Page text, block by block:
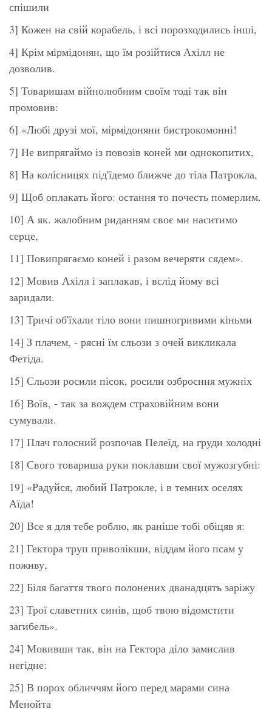
спішили
3] Кожен на свій корабель, і всі порозходились інші,
4] Крім мірмідонян, що їм розійтися Ахілл не
дозволив.
5] Товаришам війнолюбним своїм тоді так він
промовив:
6] «Любі друзі мої, мірмідоняни бистрокомонні!
7] Не випрягаймо із повозів коней ми однокопитих,
8] На колісницях під'їдемо ближче до тіла Патрокла,
9] Щоб оплакать його: остання то почесть померлим.
10] А як. жалобним риданням своє ми наситимо
серце,
11] Повипрягаємо коней і разом вечеряти сядем».
12] Мовив Ахілл і заплакав, і вслід йому всі
заридали.
13] Тричі об'їхали тіло вони пишногривими кіньми
14] З плачем, - рясні їм сльози з очей викликала
Фетіда.
15] Сльози росили пісок, росили озброєння мужніх
16] Воїв, - так за вождем страховійним вони
сумували.
17] Плач голосний розпочав Пелеїд, на груди холодні
18] Свого товариша руки поклавши свої мужозгубні:
19] «Радуйся, любий Патрокле, і в темних оселях
Аїда!
20] Все я для тебе роблю, як раніше тобі обіцяв я:
21] Гектора труп приволікши, віддам його псам у
поживу,
22] Біля багаття твого полонених дванадцять заріжу
23] Трої славетних синів, щоб твою відомстити
загибель».
24] Мовивши так, він на Гектора діло замислив
негідне:
25] В порох обличчям його перед марами сина
Менойта